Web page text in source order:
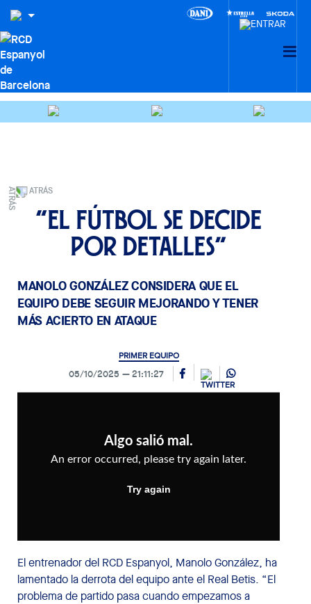
ATRÁS
“El fútbol se decide
por detalles”
MANOLO GONZÁLEZ CONSIDERA QUE EL
EQUIPO DEBE SEGUIR MEJORANDO Y TENER
MÁS ACIERTO EN ATAQUE
PRIMER EQUIPO
05/10/2025 21:11:27
El entrenador del RCD Espanyol, Manolo González, ha
lamentado la derrota del equipo ante el Real Betis. “El
problema de partido pasa cuando empezamos a